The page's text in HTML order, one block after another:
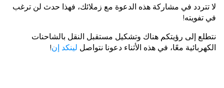
لا تتردد في مشاركة هذه الدعوة مع زملائك، فهذا حدث لن ترغب
في تفويته!
نتطلع إلى رؤيتكم هناك وتشكيل مستقبل النقل بالشاحنات
الكهربائية معًا، في هذه الأثناء دعونا نتواصل لينكد إن!